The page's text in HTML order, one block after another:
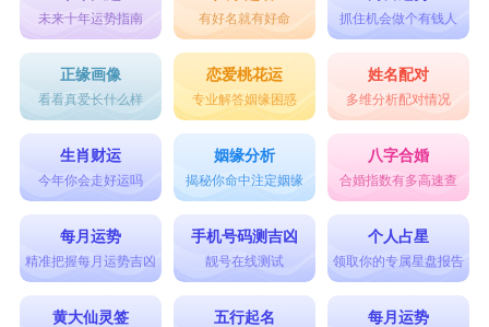
未来十年运势指南 有好名就有好命 抓住机会做个有钱人
正缘画像
看看真爱长什么样
恋爱桃花运
专业解答姻缘困惑
姓名配对
多维分析配对情况
生肖财运
今年你会走好运吗
姻缘分析
揭秘你命中注定姻缘
八字合婚
合婚指数有多高速查
每月运势
精准把握每月运势吉凶
手机号码测吉凶
靓号在线测试
个人占星
领取你的专属星盘报告
黄大仙灵签 五行起名 每月运势